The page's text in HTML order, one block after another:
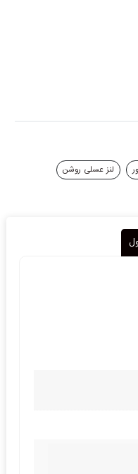
لنز عسلی روشن